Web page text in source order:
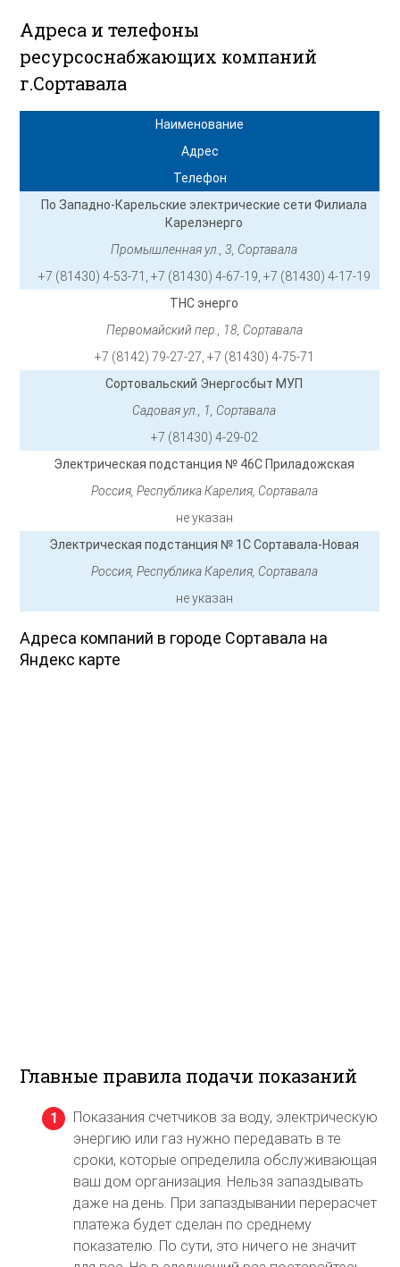
Адреса и телефоны
ресурсоснабжающих компаний
г.Сортавала
Наименование
Адрес
Телефон
По Западно-Карельские электрические сети Филиала
Карелэнерго
Промышленная ул., 3, Сортавала
+7 (81430) 4-53-71, +7 (81430) 4-67-19, +7 (81430) 4-17-19
ТНС энерго
Первомайский пер., 18, Сортавала
+7 (8142) 79-27-27, +7 (81430) 4-75-71
Сортовальский Энергосбыт МУП
Садовая ул., 1, Сортавала
+7 (81430) 4-29-02
Электрическая подстанция № 46С Приладожская
Россия, Республика Карелия, Сортавала
не указан
Электрическая подстанция № 1С Сортавала-Новая
Россия, Республика Карелия, Сортавала
не указан
Адреса компаний в городе Сортавала на
Яндекс карте
Главные правила подачи показаний
Показания счетчиков за воду, электрическую
энергию или газ нужно передавать в те
сроки, которые определила обслуживающая
ваш дом организация. Нельзя запаздывать
даже на день. При запаздывании перерасчет
платежа будет сделан по среднему
показателю. По сути, это ничего не значит